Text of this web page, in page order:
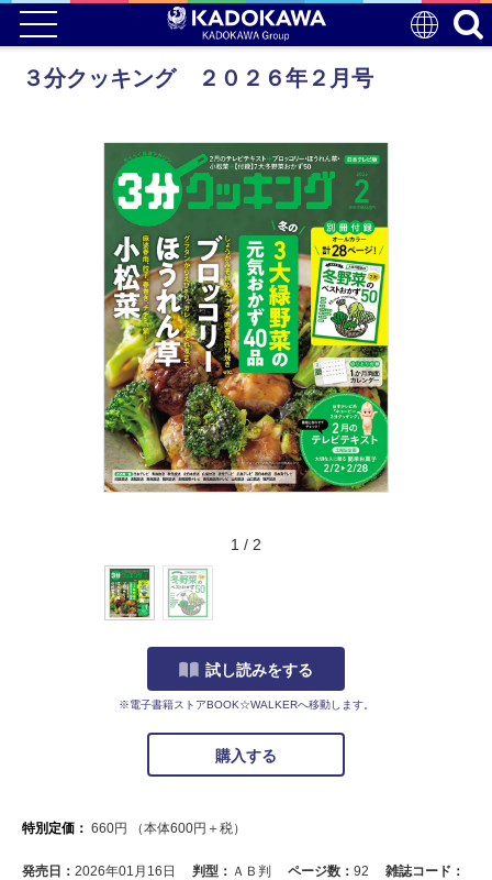
３分クッキング ２０２６年２月号
1 / 2
試し読みをする
※電子書籍ストアBOOK☆WALKERへ移動します。
購入する
特別定価： 660円 （本体600円＋税）
発売日： 2026年01月16日 判型： ＡＢ判 ページ数： 92
雑誌コード：